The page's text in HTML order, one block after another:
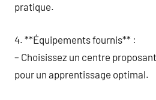
pratique.
4. **Équipements fournis** :
– Choisissez un centre
pour un apprentissage optimal.